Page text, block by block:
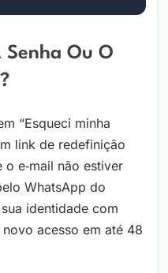
Senha Ou O
“Esqueci minha
link de redefinição
o e‑mail não estiver
WhatsApp do
identidade com
acesso em até 48